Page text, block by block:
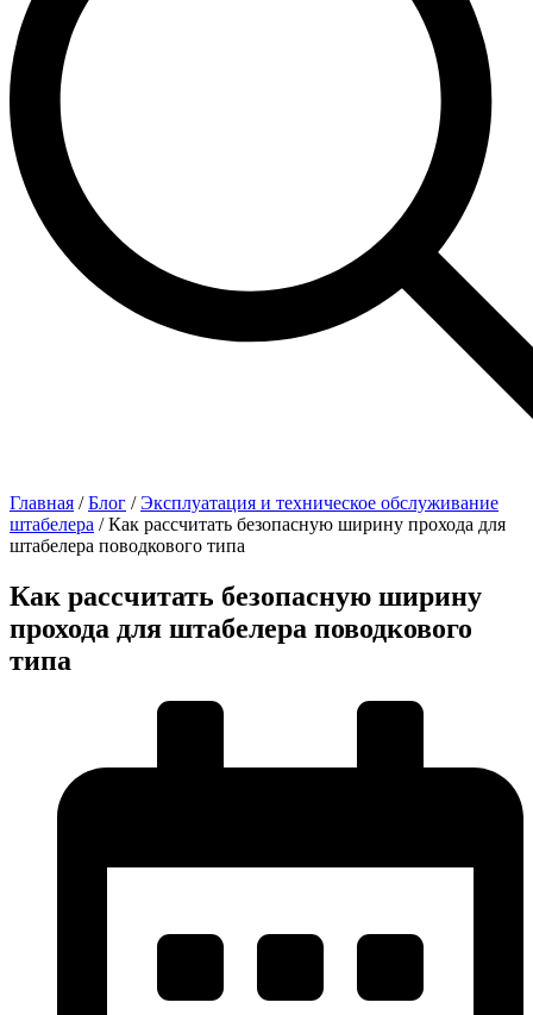
Главная /Блог /Эксплуатация и техническое обслуживание
штабелера /Как рассчитать безопасную ширину прохода для
штабелера поводкового типа
Как рассчитать безопасную ширину
прохода для штабелера поводкового
типа